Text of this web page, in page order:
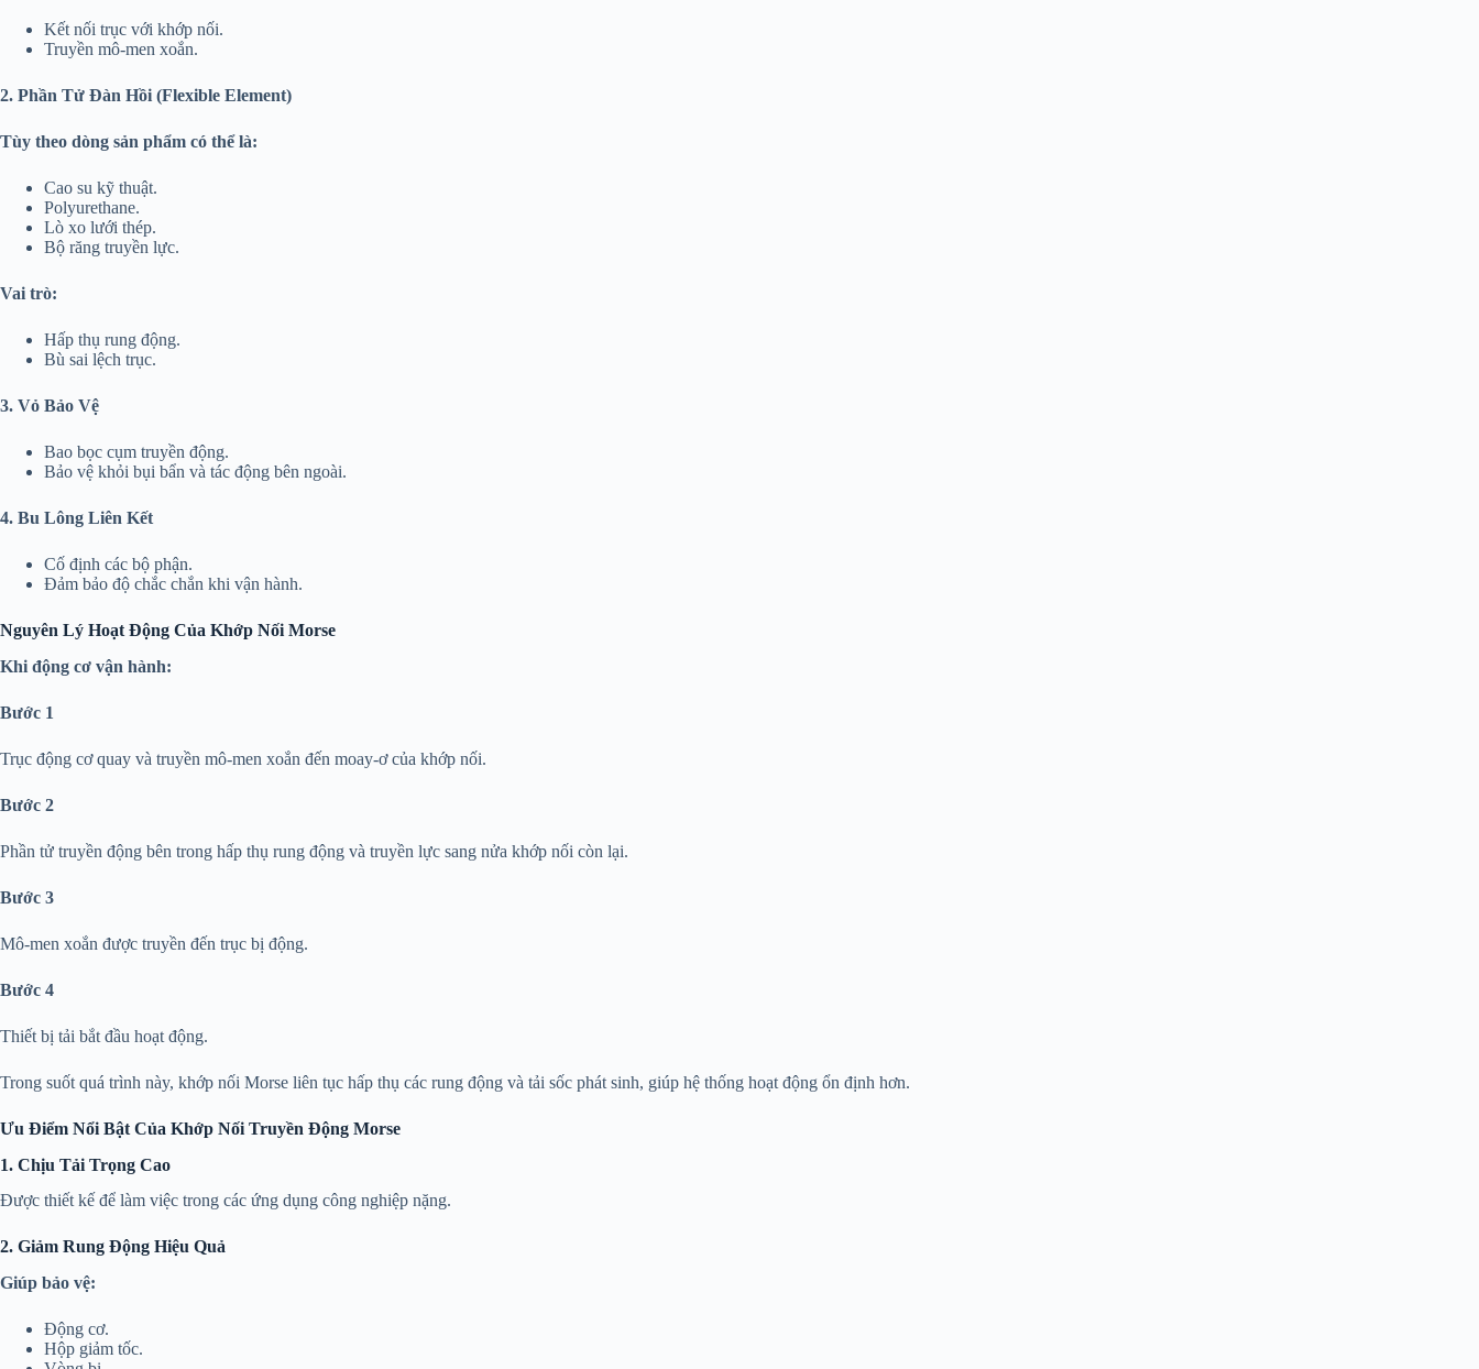
Kết nối trục với khớp nối.
Truyền mô-men xoắn.
2. Phần Tử Đàn Hồi (Flexible Element)
Tùy theo dòng sản phẩm có thể là:
Cao su kỹ thuật.
Polyurethane.
Lò xo lưới thép.
Bộ răng truyền lực.
Vai trò:
Hấp thụ rung động.
Bù sai lệch trục.
3. Vỏ Bảo Vệ
Bao bọc cụm truyền động.
Bảo vệ khỏi bụi bẩn và tác động bên ngoài.
4. Bu Lông Liên Kết
Cố định các bộ phận.
Đảm bảo độ chắc chắn khi vận hành.
Nguyên Lý Hoạt Động Của Khớp Nối Morse
Khi động cơ vận hành:
Bước 1
Trục động cơ quay và truyền mô-men xoắn đến moay-ơ của khớp nối.
Bước 2
Phần tử truyền động bên trong hấp thụ rung động và truyền lực sang nửa khớp nối còn lại.
Bước 3
Mô-men xoắn được truyền đến trục bị động.
Bước 4
Thiết bị tải bắt đầu hoạt động.
Trong suốt quá trình này, khớp nối Morse liên tục hấp thụ các rung động và tải sốc phát sinh, giúp hệ thống hoạt động ổn định hơn.
Ưu Điểm Nổi Bật Của Khớp Nối Truyền Động Morse
1. Chịu Tải Trọng Cao
Được thiết kế để làm việc trong các ứng dụng công nghiệp nặng.
2. Giảm Rung Động Hiệu Quả
Giúp bảo vệ:
Động cơ.
Hộp giảm tốc.